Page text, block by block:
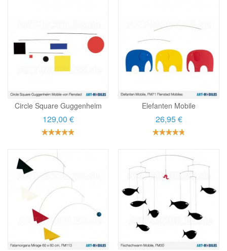
Circle Square Guggenheim
129,00 €
Elefanten Mobile
26,95 €